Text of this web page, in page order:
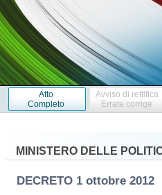
Atto
Completo
Avviso di rettifica
Errata corrige
MINISTERO DELLE
DECRETO 1 ottobre 2012